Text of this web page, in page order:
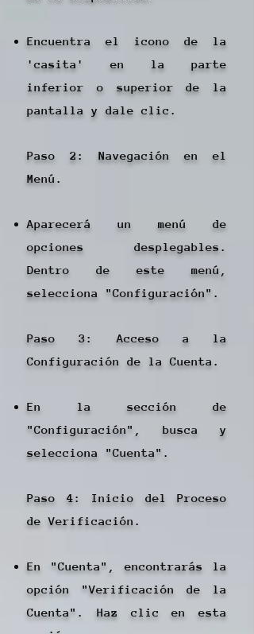
Encuentra el icono de la
'casita' en la parte
inferior o superior de la
pantalla y dale clic.
Paso 2: Navegación en el
Menú.
Aparecerá un menú de
opciones desplegables.
Dentro de este menú,
selecciona "Configuración".
Paso 3: Acceso a la
Configuración de la Cuenta.
En la sección de
"Configuración", busca y
selecciona "Cuenta".
Paso 4: Inicio del Proceso
de Verificación.
En "Cuenta", encontrarás la
opción "Verificación de la
Cuenta". Haz clic en esta